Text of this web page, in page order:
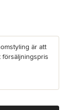
är att
försäljningspris